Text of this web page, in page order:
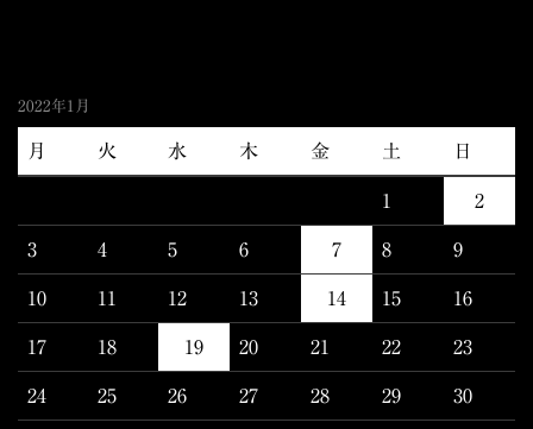
2022年1月
月 火 水 木 金 土 日
1 2
3 4 5 6 7 8 9
10 11 12 13 14 15 16
17 18 19 20 21 22 23
24 25 26 27 28 29 30